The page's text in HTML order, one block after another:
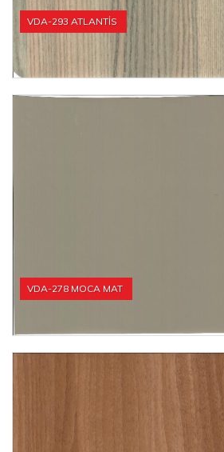
VDA-293 ATLANTİS
VDA-278 MOCA MAT